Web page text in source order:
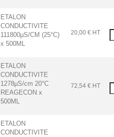
ETALON
CONDUCTIVITE
111800µS/CM (25°C)
x 500ML
20,00 € HT
ETALON
CONDUCTIVITE
1278µS/cm 20°C
REAGECON x
500ML
72,54 € HT
ETALON
CONDUCTIVITE